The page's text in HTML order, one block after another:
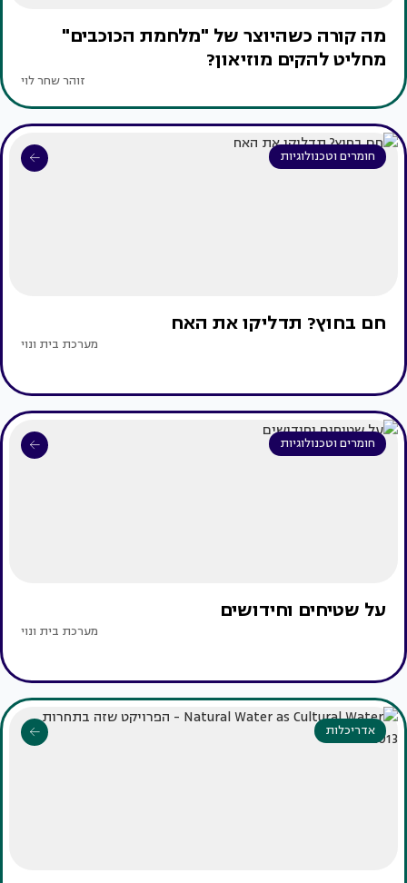
מה קורה כשהיוצר של "מלחמת הכוכבים"
מחליט להקים מוזיאון?
זוהר שחר לוי
חומרים וטכנולוגיות
חם בחוץ? תדליקו את האח
מערכת בית ונוי
חומרים וטכנולוגיות
על שטיחים וחידושים
מערכת בית ונוי
אדריכלות